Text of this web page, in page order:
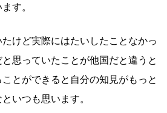
す。
けど実際にはたいしたことなかっ
思っていたことが他国だと違うと
とができると自分の知見がもっと
いつも思います。